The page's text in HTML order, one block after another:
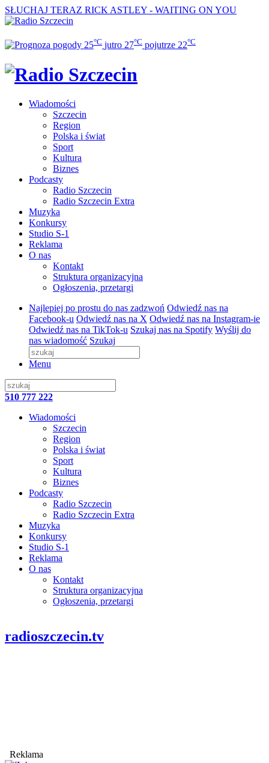
SŁUCHAJ TERAZ RICK ASTLEY - WAITING ON YOU
25°C jutro 27°C pojutrze 22°C
Wiadomości
Szczecin
Region
Polska i świat
Sport
Kultura
Biznes
Podcasty
Radio Szczecin
Radio Szczecin Extra
Muzyka
Konkursy
Studio S-1
Reklama
O nas
Kontakt
Struktura organizacyjna
Ogłoszenia, przetargi
Najlepiej po prostu do nas zadzwoń Odwiedź nas na
Facebook-u Odwiedź nas na X Odwiedź nas na Instagram-ie
Odwiedź nas na TikTok-u Szukaj nas na Spotify Wyślij do
nas wiadomość Szukaj
Menu
510 777 222
Wiadomości
Szczecin
Region
Polska i świat
Sport
Kultura
Biznes
Podcasty
Radio Szczecin
Radio Szczecin Extra
Muzyka
Konkursy
Studio S-1
Reklama
O nas
Kontakt
Struktura organizacyjna
Ogłoszenia, przetargi
radioszczecin.tv
Reklama